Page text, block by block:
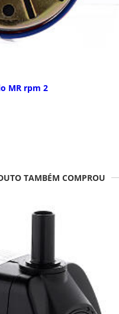
MR rpm 2
TAMBÉM COMPROU